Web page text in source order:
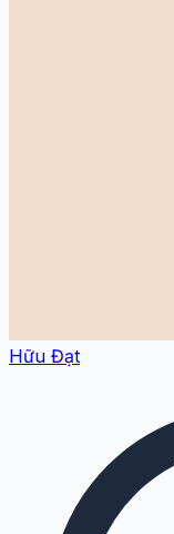
Hữu Đạt